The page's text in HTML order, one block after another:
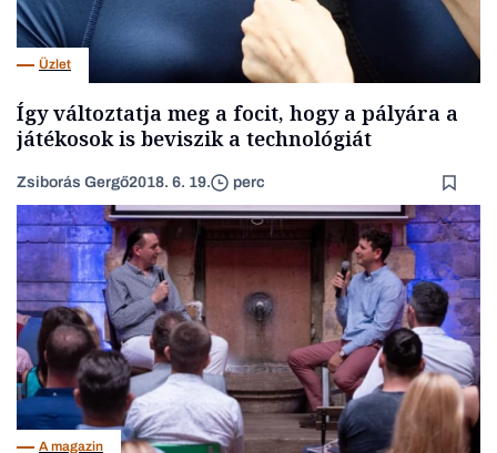
Üzlet
Így változtatja meg a focit, hogy a pályára a
játékosok is beviszik a technológiát
Zsiborás Gergő2018. 6. 19. perc
A magazin